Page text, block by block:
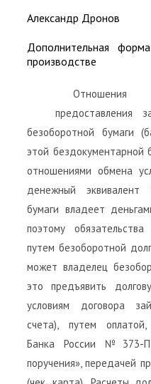
Александр Дронов
Дополнительная
производстве
предоставления
безоборотной бумаги
этой бездокументарной
отношениями обмена
денежный эквивалент
бумаги владеет
поэтому
путем безоборотной
может владелец
это предъявить
условиям договора
счета), путем
Банка России №373-П,
поручения», передачей